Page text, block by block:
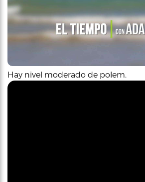
Hay nivel moderado de polem.